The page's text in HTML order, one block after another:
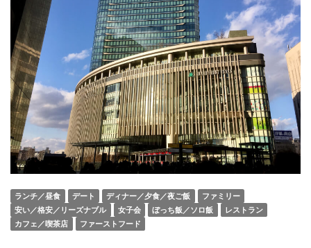
ランチ／昼食 デート ディナー／夕食／夜ご飯
ファミリー
安い／格安／リーズナブル
女子会 ぼっち飯／ソロ飯
レストラン
カフェ／喫茶店
ファーストフード